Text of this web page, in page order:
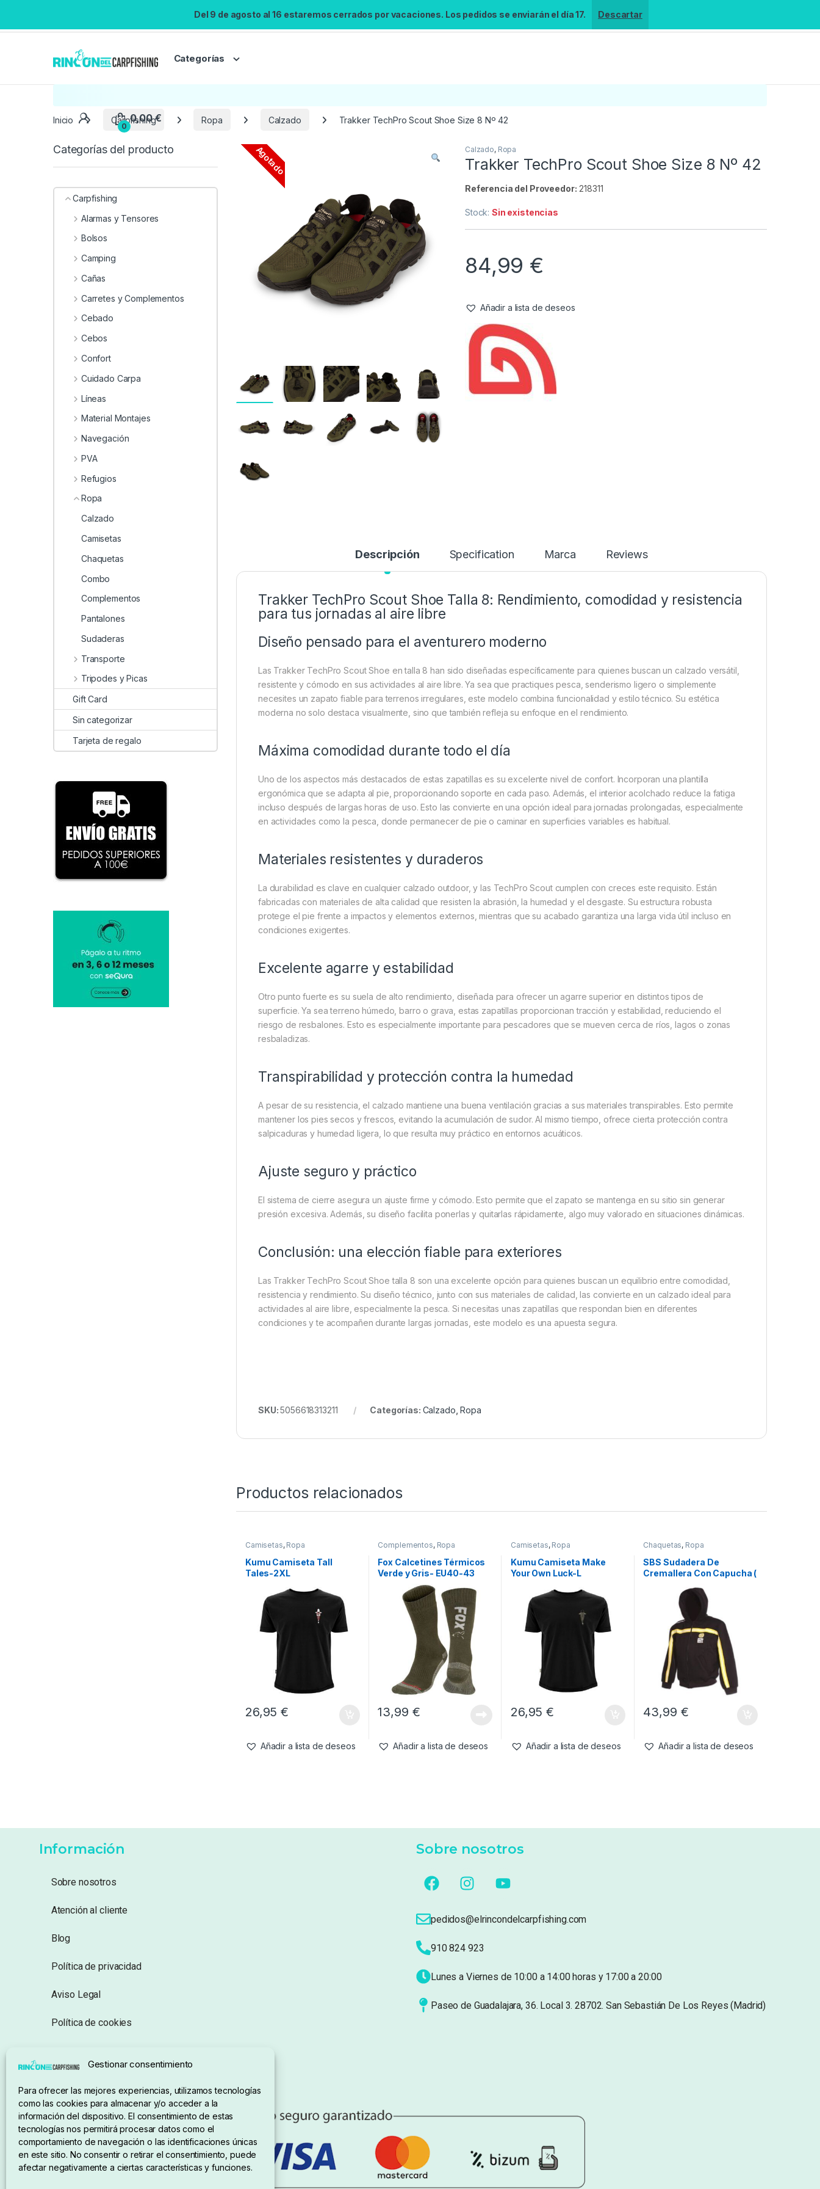
Gestionar consentimiento
Para ofrecer las mejores experiencias, utilizamos tecnologías
como las cookies para almacenar y/o acceder a la
información del dispositivo. El consentimiento de estas
tecnologías nos permitirá procesar datos como el
comportamiento de navegación o las identificaciones únicas
en este sitio. No consentir o retirar el consentimiento, puede
afectar negativamente a ciertas características y funciones.
Del 9 de agosto al 16 estaremos cerrados por vacaciones. Los pedidos se enviarán el día 17. Descartar
Categorías
Búsqueda no disponible
No se pudo cargar el widget de búsqueda.
Reintentar
Inicio Carpfishing Ropa Calzado Trakker TechPro Scout Shoe Size 8 Nº 42
Agotado Calzado, Ropa
Trakker TechPro Scout Shoe Size 8 Nº 42
Referencia del Proveedor: 218311
Stock:Sin existencias
84,99 €
Añadir a lista de deseos
Descripción Specification Marca Reviews
Trakker TechPro Scout Shoe Talla 8: Rendimiento, comodidad y resistencia
para tus jornadas al aire libre
Diseño pensado para el aventurero moderno
Las Trakker TechPro Scout Shoe en talla 8 han sido diseñadas específicamente para quienes buscan un calzado versátil,
resistente y cómodo en sus actividades al aire libre. Ya sea que practiques pesca, senderismo ligero o simplemente
necesites un zapato fiable para terrenos irregulares, este modelo combina funcionalidad y estilo técnico. Su estética
moderna no solo destaca visualmente, sino que también refleja su enfoque en el rendimiento.
Máxima comodidad durante todo el día
Uno de los aspectos más destacados de estas zapatillas es su excelente nivel de confort. Incorporan una plantilla
ergonómica que se adapta al pie, proporcionando soporte en cada paso. Además, el interior acolchado reduce la fatiga
incluso después de largas horas de uso. Esto las convierte en una opción ideal para jornadas prolongadas, especialmente
en actividades como la pesca, donde permanecer de pie o caminar en superficies variables es habitual.
Materiales resistentes y duraderos
La durabilidad es clave en cualquier calzado outdoor, y las TechPro Scout cumplen con creces este requisito. Están
fabricadas con materiales de alta calidad que resisten la abrasión, la humedad y el desgaste. Su estructura robusta
protege el pie frente a impactos y elementos externos, mientras que su acabado garantiza una larga vida útil incluso en
condiciones exigentes.
Excelente agarre y estabilidad
Otro punto fuerte es su suela de alto rendimiento, diseñada para ofrecer un agarre superior en distintos tipos de
superficie. Ya sea terreno húmedo, barro o grava, estas zapatillas proporcionan tracción y estabilidad, reduciendo el
riesgo de resbalones. Esto es especialmente importante para pescadores que se mueven cerca de ríos, lagos o zonas
resbaladizas.
Transpirabilidad y protección contra la humedad
A pesar de su resistencia, el calzado mantiene una buena ventilación gracias a sus materiales transpirables. Esto permite
mantener los pies secos y frescos, evitando la acumulación de sudor. Al mismo tiempo, ofrece cierta protección contra
salpicaduras y humedad ligera, lo que resulta muy práctico en entornos acuáticos.
Ajuste seguro y práctico
El sistema de cierre asegura un ajuste firme y cómodo. Esto permite que el zapato se mantenga en su sitio sin generar
presión excesiva. Además, su diseño facilita ponerlas y quitarlas rápidamente, algo muy valorado en situaciones dinámicas.
Conclusión: una elección fiable para exteriores
Las Trakker TechPro Scout Shoe talla 8 son una excelente opción para quienes buscan un equilibrio entre comodidad,
resistencia y rendimiento. Su diseño técnico, junto con sus materiales de calidad, las convierte en un calzado ideal para
actividades al aire libre, especialmente la pesca. Si necesitas unas zapatillas que respondan bien en diferentes
condiciones y te acompañen durante largas jornadas, este modelo es una apuesta segura.
SKU:5056618313211 Categorías: Calzado ,Ropa
Productos relacionados
Camisetas, Ropa
Kumu Camiseta Tall
Tales-2XL
26,95€
Añadir a lista de deseos
Complementos, Ropa
Fox Calcetines Térmicos
Verde y Gris- EU40-43
13,99 €
Añadir a lista de deseos
Camisetas, Ropa
Kumu Camiseta Make
Your Own Luck-L
26,95€
Añadir a lista de deseos
Chaquetas, Ropa
SBS Sudadera De
Cremallera Con Capucha (
43,99 €
Añadir a lista de deseos
Categorías del producto
Carpfishing
Alarmas y Tensores
Bolsos
Camping
Cañas
Carretes y Complementos
Cebado
Cebos
Confort
Cuidado Carpa
Líneas
Material Montajes
Navegación
PVA
Refugios
Ropa
Calzado
Camisetas
Chaquetas
Combo
Complementos
Pantalones
Sudaderas
Transporte
Tripodes y Picas
Gift Card
Sin categorizar
Tarjeta de regalo
Información
Sobre nosotros
Atención al cliente
Blog
Política de privacidad
Aviso Legal
Política de cookies
Condiciones de compra
Sobre nosotros
pedidos@elrincondelcarpfishing.com
910 824 923
Lunes a Viernes de 10:00 a 14:00 horas y 17:00 a 20:00
Paseo de Guadalajara, 36. Local 3. 28702. San Sebastián De Los Reyes (Madrid)